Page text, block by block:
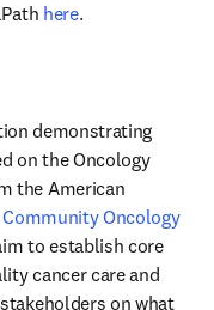
here.
demonstrating
on the Oncology
the American
Community Oncology
to establish core
cancer care and
on what